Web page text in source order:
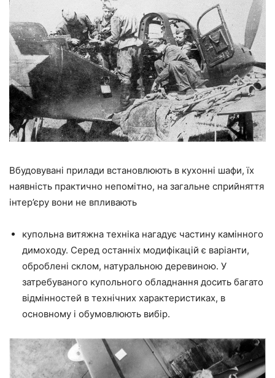
Вбудовувані прилади встановлюють в кухонні шафи, їх
наявність практично непомітно, на загальне сприйняття
інтер’єру вони не впливають
купольна витяжна техніка нагадує частину камінного
димоходу. Серед останніх модифікацій є варіанти,
оброблені склом, натуральною деревиною. У
затребуваного купольного обладнання досить багато
відмінностей в технічних характеристиках, в
основному і обумовлюють вибір.